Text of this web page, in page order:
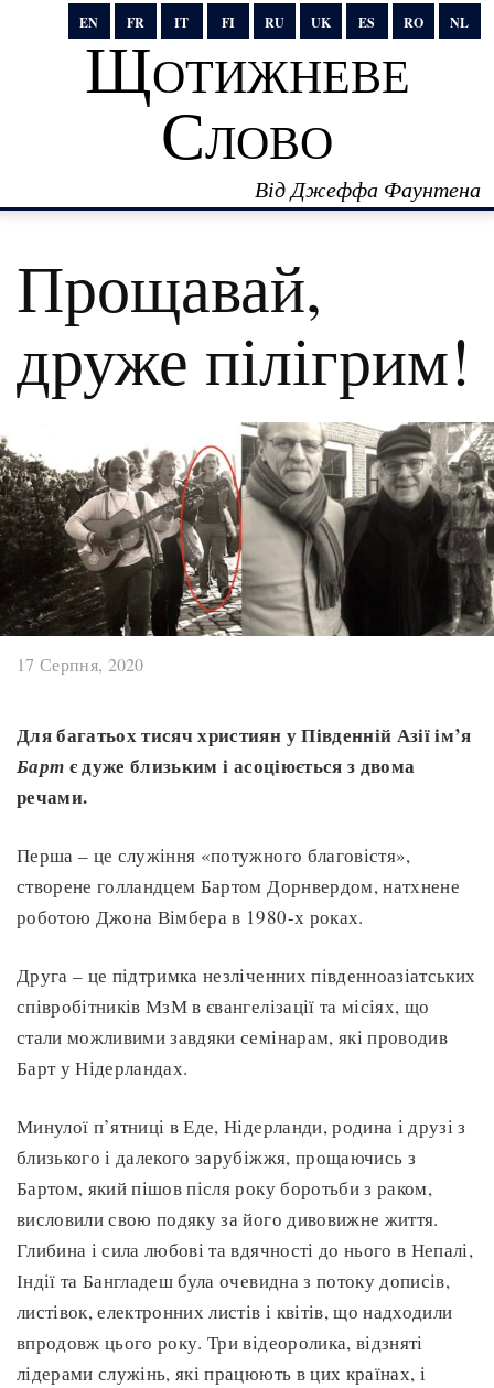
EN FR IT FI RU UK ES RO NL
Щотижневе
Слово
Від Джеффа Фаунтена
Прощавай,
друже пілігрим!
17 Серпня, 2020
Для багатьох тисяч християн у Південній Азії ім’я
Барт є дуже близьким і асоціюється з двома
речами.
Перша – це служіння «потужного благовістя»,
створене голландцем Бартом Дорнвердом, натхнене
роботою Джона Вімбера в 1980-х роках.
Друга – це підтримка незліченних південноазіатських
співробітників МзМ в євангелізації та місіях, що
стали можливими завдяки семінарам, які проводив
Барт у Нідерландах.
Минулої п’ятниці в Еде, Нідерланди, родина і друзі з
близького і далекого зарубіжжя, прощаючись з
Бартом, який пішов після року боротьби з раком,
висловили свою подяку за його дивовижне життя.
Глибина і сила любові та вдячності до нього в Непалі,
Індії та Бангладеш була очевидна з потоку дописів,
листівок, електронних листів і квітів, що надходили
впродовж цього року. Три відеоролика, відзняті
лідерами служінь, які працюють в цих країнах, і